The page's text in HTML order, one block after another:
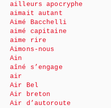
ailleurs apocryphe
aimait autant
Aimé Bacchelli
aimé capitaine
aime rire
Aimons-nous
Ain
aîné s’engage
air
Air Bel
Air breton
Air d’autoroute